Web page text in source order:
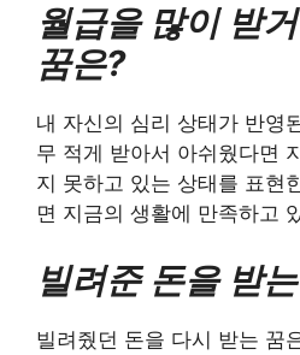
월급을 많이 받
꿈은?
내 자신의 심리 상태가 반영
무 적게 받아서 아쉬웠다면
지 못하고 있는 상태를 표현
면 지금의 생활에 만족하고
빌려준 돈을 받
빌려줬던 돈을 다시 받는 꿈